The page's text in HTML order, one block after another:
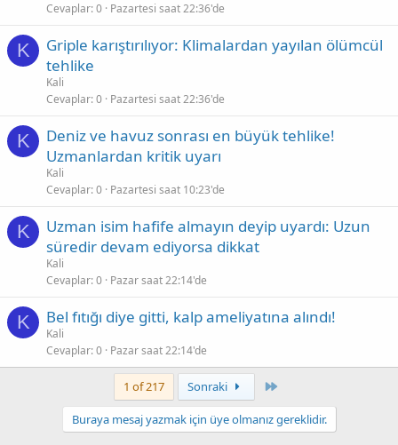
Cevaplar 0 Pazartesi saat 22:36'de
K
Griple karıştırılıyor: Klimalardan yayılan ölümcül
tehlike
Kali
Cevaplar 0 Pazartesi saat 22:36'de
K
Deniz ve havuz sonrası en büyük tehlike!
Uzmanlardan kritik uyarı
Kali
Cevaplar 0 Pazartesi saat 10:23'de
K
Uzman isim hafife almayın deyip uyardı: Uzun
süredir devam ediyorsa dikkat
Kali
Cevaplar 0 Pazar saat 22:14'de
K Bel fıtığı diye gitti, kalp ameliyatına alındı!
Kali
Cevaplar 0 Pazar saat 22:14'de
1 of 217 Sonraki
Buraya mesaj yazmak için üye olmanız gereklidir.